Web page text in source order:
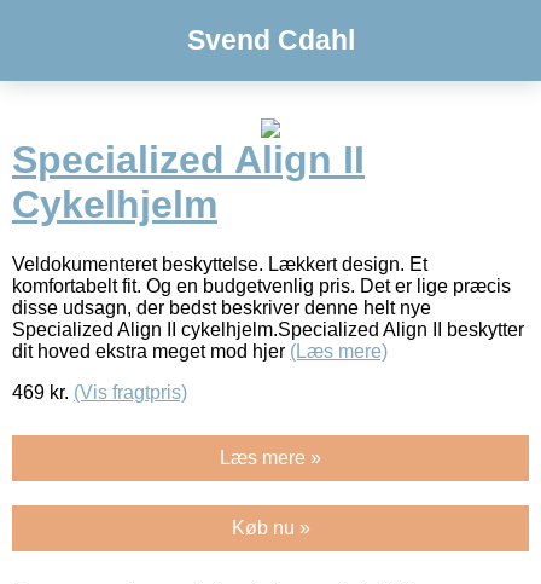
Svend Cdahl
Specialized Align II
Cykelhjelm
Veldokumenteret beskyttelse. Lækkert design. Et
komfortabelt fit. Og en budgetvenlig pris. Det er lige præcis
disse udsagn, der bedst beskriver denne helt nye
Specialized Align II cykelhjelm.Specialized Align II beskytter
dit hoved ekstra meget mod hjer (Læs mere)
469 kr. (Vis fragtpris)
Læs mere »
Køb nu »